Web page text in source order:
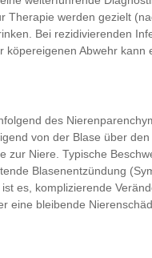
werden gezielt
Bei rezidivierenden
Abwehr kann
des
von der Blase über
zur Niere. Typische
Blasenentzündung
es, komplizierende
eine bleibende